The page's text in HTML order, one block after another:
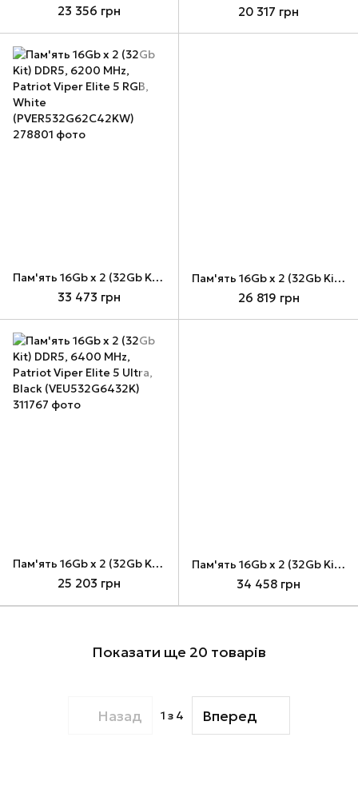
23 356 грн 20 317 грн
Пам'ять 16Gb x 2 (32Gb Kit) DDR5, 6200 MHz, Patriot Viper Elite 5 RGB, White (PVER532G62C42KW)
33 473 грн
Пам'ять 16Gb x 2 (32Gb Kit) DDR5, 6400 MHz, Patriot Viper Elite 5 RGB Ultra, Black (VEUR532G6432K)
26 819 грн
Пам'ять 16Gb x 2 (32Gb Kit) DDR5, 6400 MHz, Patriot Viper Elite 5 Ultra, Black (VEU532G6432K)
25 203 грн
Пам'ять 16Gb x 2 (32Gb Kit) DDR5, 7000 MHz, Patriot Viper Elite 5 RGB, White (PVER532G70C38KW)
34 458 грн
Показати ще 20 товарів
Назад 1 з 4 Вперед